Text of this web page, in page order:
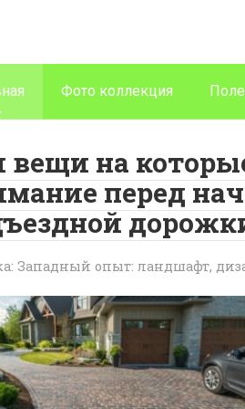
Фото коллекция
вещи на
перед
Западный опыт: ландшафт,